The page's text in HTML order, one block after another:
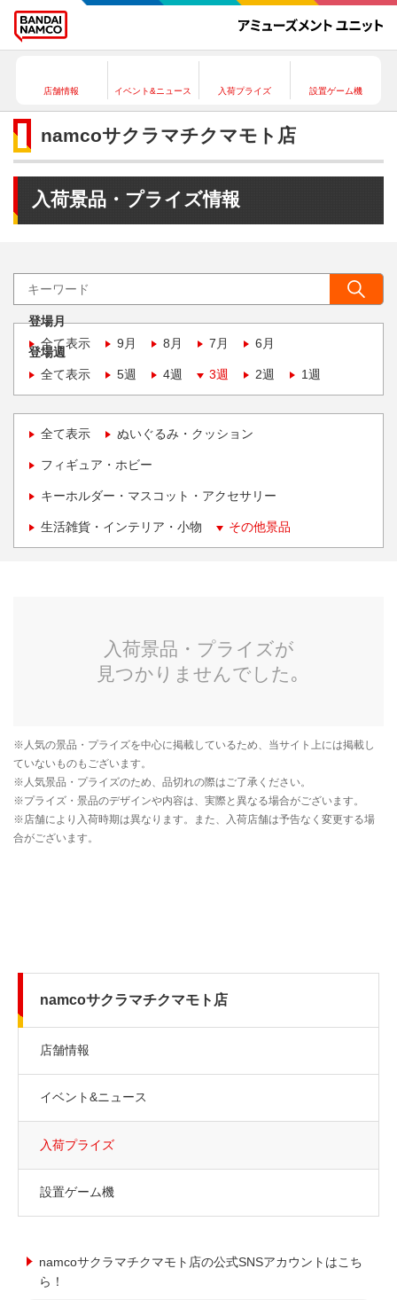
店舗情報 イベント&ニュース 入荷プライズ 設置ゲーム機
namcoサクラマチクマモト店
入荷景品・プライズ情報
登場月
全て表示
9月 8月 7月 6月
登場週
全て表示
5週 4週 3週 2週 1週
全て表示 ぬいぐるみ・クッション
フィギュア・ホビー
キーホルダー・マスコット・アクセサリー
生活雑貨・インテリア・小物 その他景品
namcoサクラマチクマモト店
店舗情報
イベント&ニュース
入荷プライズ
設置ゲーム機
namcoサクラマチクマモト店の公式SNSアカウントはこち
ら！